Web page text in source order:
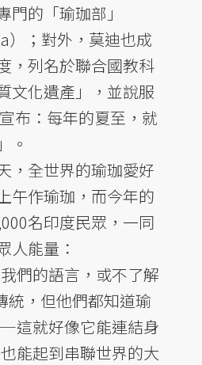
門的「瑜珈部」
）；對外，莫迪也成
，列名於聯合國教科
文化遺產」，並說服
布：每年的夏至，就
。
，全世界的瑜珈愛好
午作瑜珈，而今年的
名印度民眾，一同
人能量：
們的語言，或不了解
統，但他們都知道瑜
這就好像它能連結身
能起到串聯世界的大